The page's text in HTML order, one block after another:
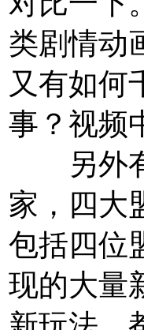
类剧情动
又有如何
事？视频
另外有
家，四大
包括四位
现的大量